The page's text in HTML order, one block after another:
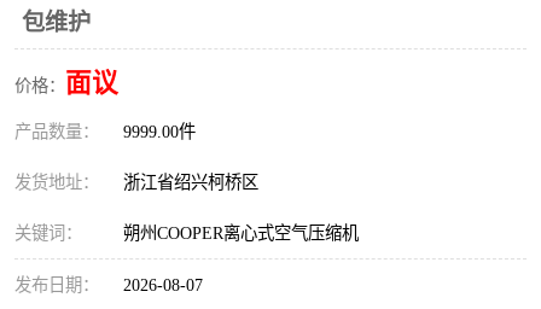
包维护
价格： 面议
产品数量： 9999.00件
发货地址： 浙江省绍兴柯桥区
关键词： 朔州COOPER离心式空气压缩机
发布日期： 2026-08-07